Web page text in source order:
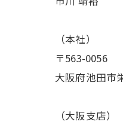
（本社）
〒563-0056
大阪府池田市
（大阪支店）